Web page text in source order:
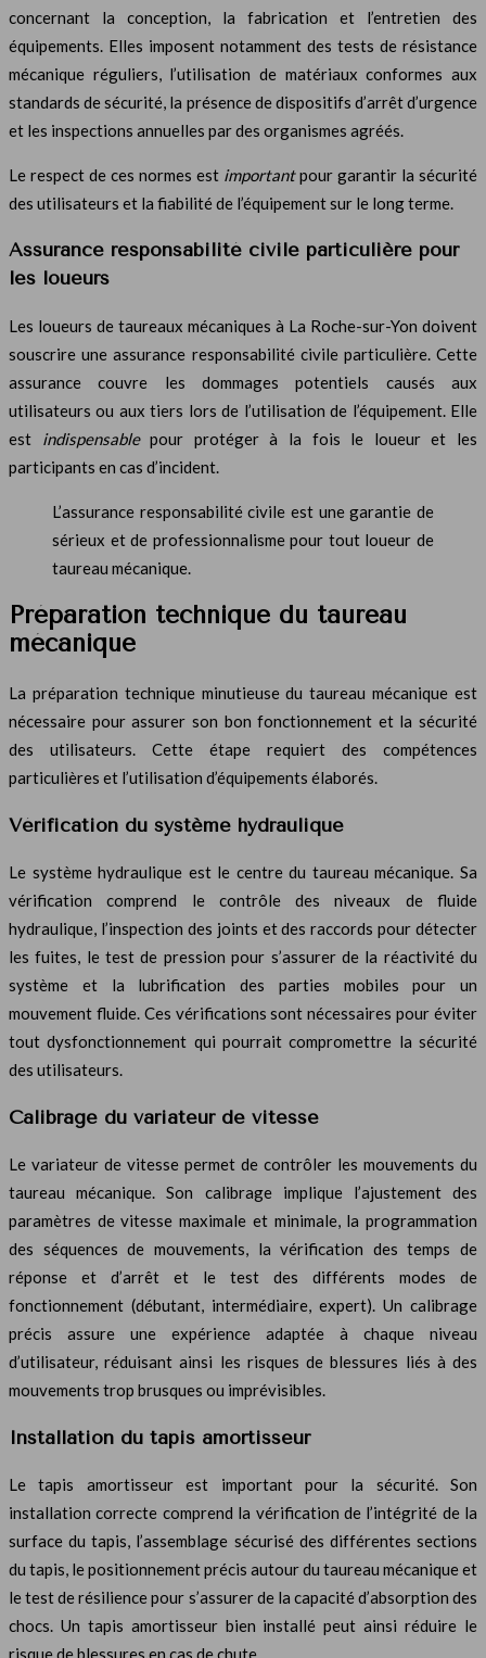
concernant la conception, la fabrication et l’entretien des
équipements. Elles imposent notamment des tests de résistance
mécanique réguliers, l’utilisation de matériaux conformes aux
standards de sécurité, la présence de dispositifs d’arrêt d’urgence
et les inspections annuelles par des organismes agréés.
Le respect de ces normes est importantpour garantir la sécurité
des utilisateurs et la fiabilité de l’équipement sur le long terme.
Assurance responsabilité civile particulière pour
les loueurs
Les loueurs de taureaux mécaniques à La Roche-sur-Yon doivent
souscrire une assurance responsabilité civile particulière. Cette
assurance couvre les dommages potentiels causés aux
utilisateurs ou aux tiers lors de l’utilisation de l’équipement. Elle
est indispensablepour protéger à la fois le loueur et les
participants en cas d’incident.
L’assurance responsabilité civile est une garantie de
sérieux et de professionnalisme pour tout loueur de
taureau mécanique.
Préparation technique du taureau
mécanique
La préparation technique minutieuse du taureau mécanique est
nécessaire pour assurer son bon fonctionnement et la sécurité
des utilisateurs. Cette étape requiert des compétences
particulières et l’utilisation d’équipements élaborés.
Vérification du système hydraulique
Le système hydraulique est le centre du taureau mécanique. Sa
vérification comprend le contrôle des niveaux de fluide
hydraulique, l’inspection des joints et des raccords pour détecter
les fuites, le test de pression pour s’assurer de la réactivité du
système et la lubrification des parties mobiles pour un
mouvement fluide. Ces vérifications sont nécessaires pour éviter
tout dysfonctionnement qui pourrait compromettre la sécurité
des utilisateurs.
Calibrage du variateur de vitesse
Le variateur de vitesse permet de contrôler les mouvements du
taureau mécanique. Son calibrage implique l’ajustement des
paramètres de vitesse maximale et minimale, la programmation
des séquences de mouvements, la vérification des temps de
réponse et d’arrêt et le test des différents modes de
fonctionnement (débutant, intermédiaire, expert). Un calibrage
précis assure une expérience adaptée à chaque niveau
d’utilisateur, réduisant ainsi les risques de blessures liés à des
mouvements trop brusques ou imprévisibles.
Installation du tapis amortisseur
Le tapis amortisseur est important pour la sécurité. Son
installation correcte comprend la vérification de l’intégrité de la
surface du tapis, l’assemblage sécurisé des différentes sections
du tapis, le positionnement précis autour du taureau mécanique et
le test de résilience pour s’assurer de la capacité d’absorption des
chocs. Un tapis amortisseur bien installé peut ainsi réduire le
risque de blessures en cas de chute.